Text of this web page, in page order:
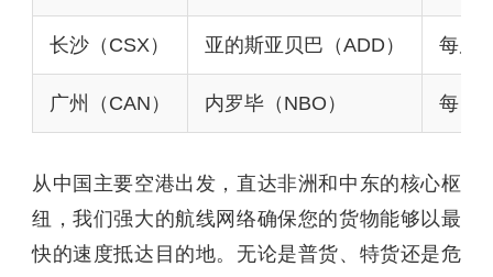
长沙（CSX） 亚的斯亚贝巴（ADD） 每周
广州（CAN） 内罗毕（NBO） 每日
从中国主要空港出发，直达非洲和中东的核心枢
纽，我们强大的航线网络确保您的货物能够以最
快的速度抵达目的地。无论是普货、特货还是危